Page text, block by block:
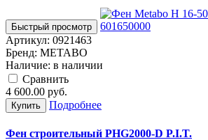
Быстрый просмотр
Артикул: 0921463
Бренд: METABO
Наличие: в наличии
Cравнить
4 600.00 руб.
Купить Подробнее
Фен строительный PHG2000-D P.I.T.